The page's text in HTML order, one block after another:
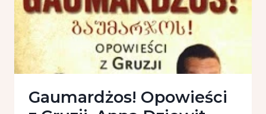
Gaumardżos! Opowieści